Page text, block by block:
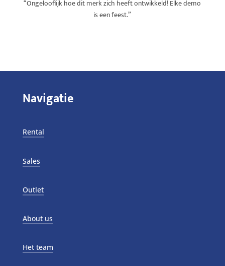
“Ongelooflijk hoe dit merk zich heeft ontwikkeld! Elke demo
is een feest.”
Navigatie
Rental
Sales
Outlet
About us
Het team